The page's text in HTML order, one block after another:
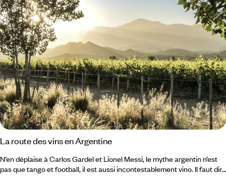
La route des vins en Argentine
N’en déplaise à Carlos Gardel et Lionel Messi, le mythe argentin n’est
pas que tango et football, il est aussi incontestablement vino. Il faut dire